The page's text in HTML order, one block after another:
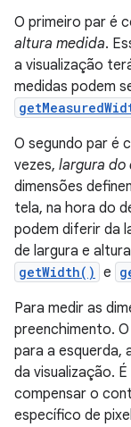
O primeiro par é
altura medida.
a visualização
medidas podem
O segundo par é
vezes, largura do
dimensões
tela, na hora do
podem diferir da
de largura e
getWidth() e
Para medir as
preenchimento.
para a esquerda,
da visualização.
compensar o
específico de